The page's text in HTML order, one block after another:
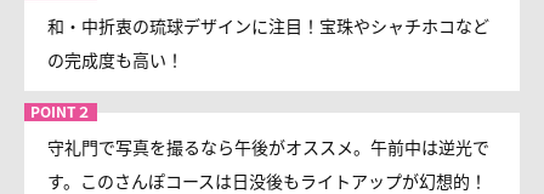
和・中折衷の琉球デザインに注目！宝珠やシャチホコなど
の完成度も高い！
守礼門で写真を撮るなら午後がオススメ。午前中は逆光で
す。このさんぽコースは日没後もライトアップが幻想的！